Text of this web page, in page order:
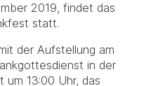
2019, findet das
statt.
der Aufstellung am
in der
um 13:00 Uhr, das